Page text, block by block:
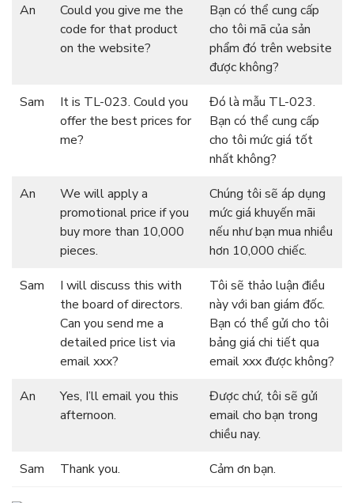
An
Could you give me the
code for that product
on the website?
Bạn có thể cung cấp
cho tôi mã của sản
phẩm đó trên website
được không?
Sam
It is TL-023. Could you
offer the best prices for
me?
Đó là mẫu TL-023.
Bạn có thể cung cấp
cho tôi mức giá tốt
nhất không?
An
We will apply a
promotional price if you
buy more than 10,000
pieces.
Chúng tôi sẽ áp dụng
mức giá khuyến mãi
nếu như bạn mua nhiều
hơn 10,000 chiếc.
Sam
I will discuss this with
the board of directors.
Can you send me a
detailed price list via
email xxx?
Tôi sẽ thảo luận điều
này với ban giám đốc.
Bạn có thể gửi cho tôi
bảng giá chi tiết qua
email xxx được không?
An
Yes, I’ll email you this
afternoon.
Được chứ, tôi sẽ gửi
email cho bạn trong
chiều nay.
Sam
Thank you. Cảm ơn bạn.